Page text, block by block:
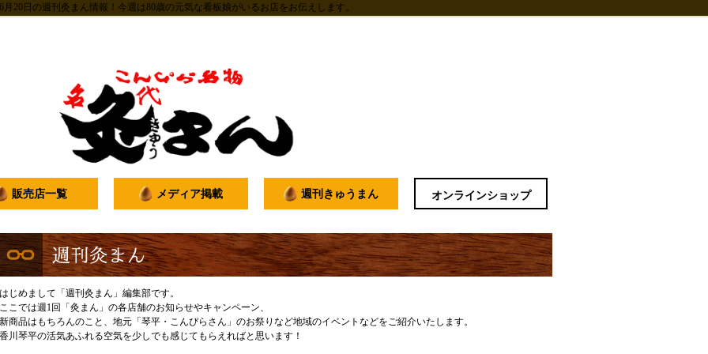
6月20日の週刊灸まん情報！今週は80歳の元気な看板娘がいるお店をお伝えします。
販売店一覧 メディア掲載 週刊きゅうまん オンラインショップ
はじめまして「週刊灸まん」編集部です。
ここでは週1回「灸まん」の各店舗のお知らせやキャンペーン、
新商品はもちろんのこと、地元「琴平・こんぴらさん」のお祭りなど地域のイベントなどをご紹介いたします。
香川琴平の活気あふれる空気を少しでも感じてもらえればと思います！